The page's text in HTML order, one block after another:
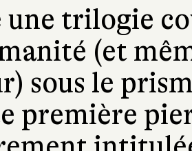
une trilogie
(et
sous le
première